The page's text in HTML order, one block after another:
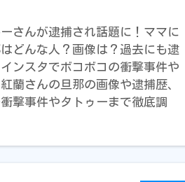
さんが逮捕され話題に！ママに
どんな人？画像は？過去にも逮
ンスタでボコボコの衝撃事件や
蘭さんの旦那の画像や逮捕歴、
撃事件やタトゥーまで徹底調